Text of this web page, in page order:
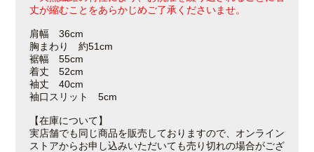
丈が縮むことをあらかじめご了承くださいませ。
肩幅 36cm
胸まわり 約51cm
裾幅 55cm
着丈 52cm
袖丈 40cm
袖口スリット 5cm
【在庫について】
実店舗でも同じ商品を販売しておりますので、オンライン
ストアからお申し込みいただいても売り切れの場合がござ